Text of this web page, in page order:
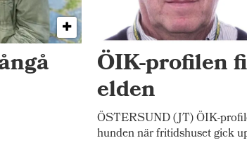
ÖIK-profilen
elden
ÖSTERSUND (JT) ÖIK-
hunden när fritidshuset gick